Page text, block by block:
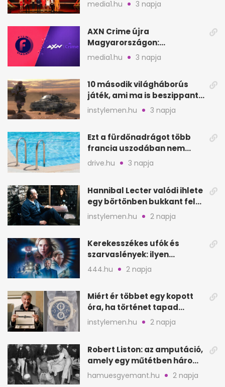
media1.hu 3 napja
AXN Crime újra
Magyarországon:
szeptembertől a Viasat Film
media1.hu 3 napja
10 második világháborús
játék, ami ma is beszippant
a képernyő elé
instylemen.hu 3 napja
Ezt a fürdőnadrágot több
francia uszodában nem
fogadják el
drive.hu 3 napja
Hannibal Lecter valódi ihlete
egy börtönben bukkant fel
Thomas Harrisnek
instylemen.hu 2 napja
Kerekesszékes ufók és
szarvaslények: ilyen
Spielberg új filmje
444.hu 2 napja
Miért ér többet egy kopott
óra, ha történet tapad
hozzá?
instylemen.hu 2 napja
Robert Liston: az amputáció,
amely egy műtétben három
életet követelt
hamuesgyemant.hu 2 napja